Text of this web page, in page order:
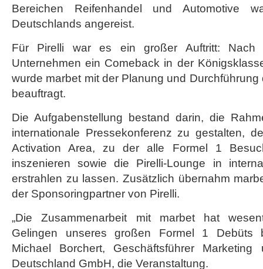
Bereichen Reifenhandel und Automotive
Deutschlands angereist.
Für Pirelli war es ein großer Auftritt: Nach
Unternehmen ein Comeback in der
wurde marbet mit der Planung und
beauftragt.
Die Aufgabenstellung bestand darin, die
internationale Pressekonferenz zu gestalten,
Activation Area, zu der alle Formel 1
inszenieren sowie die Pirelli-Lounge in
erstrahlen zu lassen. Zusätzlich übernahm
der Sponsoringpartner von Pirelli.
„Die Zusammenarbeit mit marbet hat
Gelingen unseres großen Formel 1 Debüts
Michael Borchert, Geschäftsführer
Deutschland GmbH, die Veranstaltung.